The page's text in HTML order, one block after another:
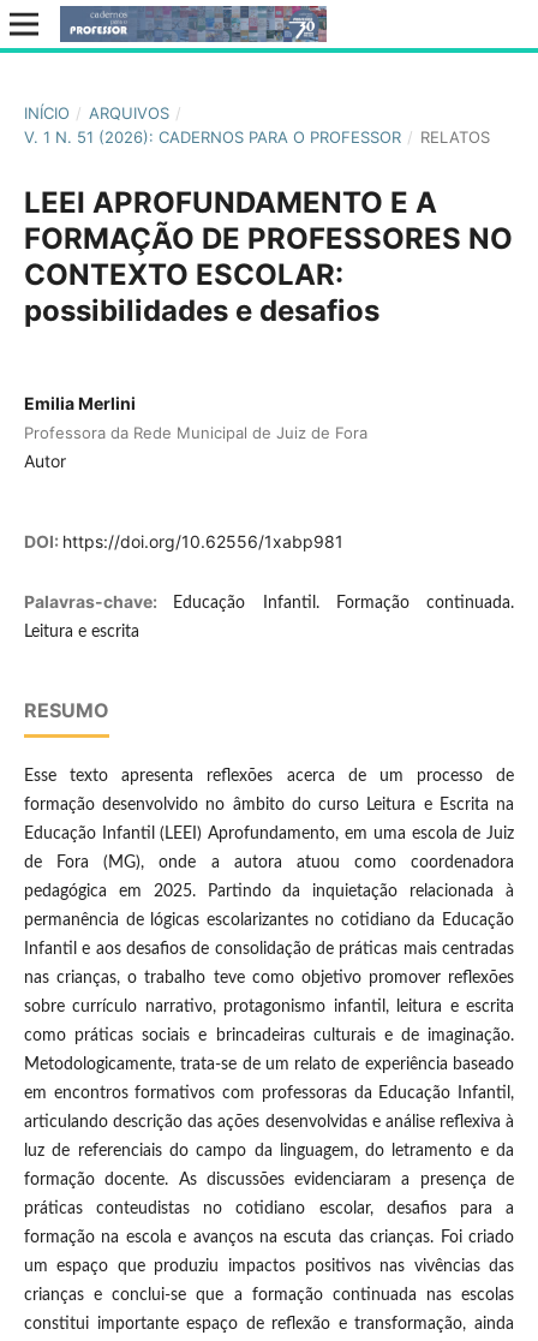
INÍCIO / ARQUIVOS /
V. 1 N. 51 (2026): CADERNOS PARA O PROFESSOR / RELATOS
LEEI APROFUNDAMENTO E A
FORMAÇÃO DE PROFESSORES NO
CONTEXTO ESCOLAR:
possibilidades e desafios
Emilia Merlini
Professora da Rede Municipal de Juiz de Fora
Autor
DOI: https://doi.org/10.62556/1xabp981
Palavras-chave:
Educação Infantil. Formação continuada.
Leitura e escrita
RESUMO
Esse texto apresenta reflexões acerca de um processo de
formação desenvolvido no âmbito do curso Leitura e Escrita na
Educação Infantil (LEEI) Aprofundamento, em uma escola de Juiz
de Fora (MG), onde a autora atuou como coordenadora
pedagógica em 2025. Partindo da inquietação relacionada à
permanência de lógicas escolarizantes no cotidiano da Educação
Infantil e aos desafios de consolidação de práticas mais centradas
nas crianças, o trabalho teve como objetivo promover reflexões
sobre currículo narrativo, protagonismo infantil, leitura e escrita
como práticas sociais e brincadeiras culturais e de imaginação.
Metodologicamente, trata-se de um relato de experiência baseado
em encontros formativos com professoras da Educação Infantil,
articulando descrição das ações desenvolvidas e análise reflexiva à
luz de referenciais do campo da linguagem, do letramento e da
formação docente. As discussões evidenciaram a presença de
práticas conteudistas no cotidiano escolar, desafios para a
formação na escola e avanços na escuta das crianças. Foi criado
um espaço que produziu impactos positivos nas vivências das
crianças e conclui-se que a formação continuada nas escolas
constitui importante espaço de reflexão e transformação, ainda